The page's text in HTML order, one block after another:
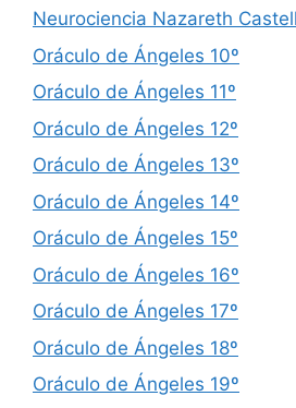
Neurociencia Nazareth
Oráculo de Ángeles 10º
Oráculo de Ángeles 11º
Oráculo de Ángeles 12º
Oráculo de Ángeles 13º
Oráculo de Ángeles 14º
Oráculo de Ángeles 15º
Oráculo de Ángeles 16º
Oráculo de Ángeles 17º
Oráculo de Ángeles 18º
Oráculo de Ángeles 19º